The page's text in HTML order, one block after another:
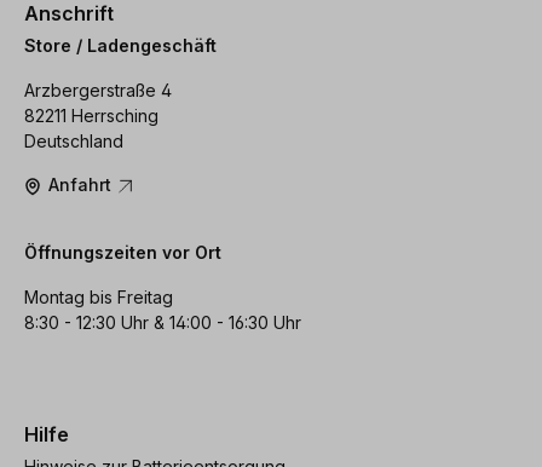
Anschrift
Store / Ladengeschäft
Arzbergerstraße 4
82211 Herrsching
Deutschland
Anfahrt
Öffnungszeiten vor Ort
Montag bis Freitag
8:30 - 12:30 Uhr & 14:00 - 16:30 Uhr
Hilfe